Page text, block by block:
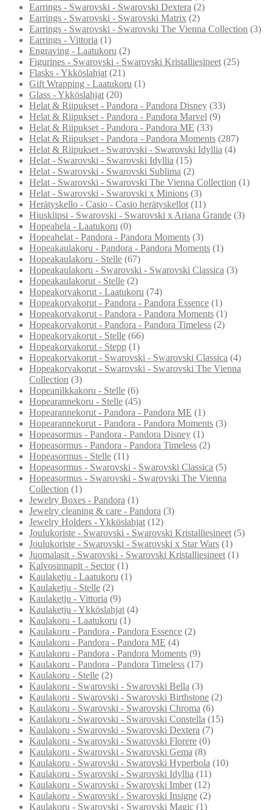
Earrings - Swarovski - Swarovski Dextera (2)
Earrings - Swarovski - Swarovski Matrix (2)
Earrings - Swarovski - Swarovski The Vienna Collection (3)
Earrings - Vittoria (1)
Engraving - Laatukoru (2)
Figurines - Swarovski - Swarovski Kristalliesineet (25)
Flasks - Ykköslahjat (21)
Gift Wrapping - Laatukoru (1)
Glass - Ykköslahjat (20)
Helat & Riipukset - Pandora - Pandora Disney (33)
Helat & Riipukset - Pandora - Pandora Marvel (9)
Helat & Riipukset - Pandora - Pandora ME (33)
Helat & Riipukset - Pandora - Pandora Moments (287)
Helat & Riipukset - Swarovski - Swarovski Idyllia (4)
Helat - Swarovski - Swarovski Idyllia (15)
Helat - Swarovski - Swarovski Sublima (2)
Helat - Swarovski - Swarovski The Vienna Collection (1)
Helat - Swarovski - Swarovski x Minions (3)
Herätyskello - Casio - Casio herätyskellot (11)
Hiusklipsi - Swarovski - Swarovski x Ariana Grande (3)
Hopeahela - Laatukoru (0)
Hopeahelat - Pandora - Pandora Moments (3)
Hopeakaulakoru - Pandora - Pandora Moments (1)
Hopeakaulakoru - Stelle (67)
Hopeakaulakoru - Swarovski - Swarovski Classica (3)
Hopeakaulakorut - Stelle (2)
Hopeakorvakorut - Laatukoru (74)
Hopeakorvakorut - Pandora - Pandora Essence (1)
Hopeakorvakorut - Pandora - Pandora Moments (1)
Hopeakorvakorut - Pandora - Pandora Timeless (2)
Hopeakorvakorut - Stelle (66)
Hopeakorvakorut - Stepp (1)
Hopeakorvakorut - Swarovski - Swarovski Classica (4)
Hopeakorvakorut - Swarovski - Swarovski The Vienna
Collection (3)
Hopeanilkkakoru - Stelle (6)
Hopearannekoru - Stelle (45)
Hopearannekorut - Pandora - Pandora ME (1)
Hopearannekorut - Pandora - Pandora Moments (3)
Hopeasormus - Pandora - Pandora Disney (1)
Hopeasormus - Pandora - Pandora Timeless (2)
Hopeasormus - Stelle (11)
Hopeasormus - Swarovski - Swarovski Classica (5)
Hopeasormus - Swarovski - Swarovski The Vienna
Collection (1)
Jewelry Boxes - Pandora (1)
Jewelry cleaning & care - Pandora (3)
Jewelry Holders - Ykköslahjat (12)
Joulukoriste - Swarovski - Swarovski Kristalliesineet (5)
Joulukoriste - Swarovski - Swarovski x Star Wars (1)
Juomalasit - Swarovski - Swarovski Kristalliesineet (1)
Kalvosinnapit - Sector (1)
Kaulaketju - Laatukoru (1)
Kaulaketju - Stelle (2)
Kaulaketju - Vittoria (9)
Kaulaketju - Ykköslahjat (4)
Kaulakoru - Laatukoru (1)
Kaulakoru - Pandora - Pandora Essence (2)
Kaulakoru - Pandora - Pandora ME (4)
Kaulakoru - Pandora - Pandora Moments (9)
Kaulakoru - Pandora - Pandora Timeless (17)
Kaulakoru - Stelle (2)
Kaulakoru - Swarovski - Swarovski Bella (3)
Kaulakoru - Swarovski - Swarovski Birthstone (2)
Kaulakoru - Swarovski - Swarovski Chroma (6)
Kaulakoru - Swarovski - Swarovski Constella (15)
Kaulakoru - Swarovski - Swarovski Dextera (7)
Kaulakoru - Swarovski - Swarovski Florere (0)
Kaulakoru - Swarovski - Swarovski Gema (8)
Kaulakoru - Swarovski - Swarovski Hyperbola (10)
Kaulakoru - Swarovski - Swarovski Idyllia (11)
Kaulakoru - Swarovski - Swarovski Imber (12)
Kaulakoru - Swarovski - Swarovski Insigne (2)
Kaulakoru - Swarovski - Swarovski Magic (1)